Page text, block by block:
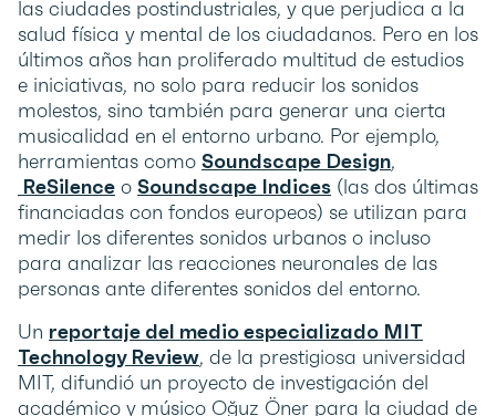
las ciudades postindustriales, y que perjudica a la
salud física y mental de los ciudadanos. Pero en los
últimos años han proliferado multitud de estudios
e iniciativas, no solo para reducir los sonidos
molestos, sino también para generar una cierta
musicalidad en el entorno urbano. Por ejemplo,
herramientas como Soundscape Design,
ReSilence o Soundscape Indices (las dos últimas
financiadas con fondos europeos) se utilizan para
medir los diferentes sonidos urbanos o incluso
para analizar las reacciones neuronales de las
personas ante diferentes sonidos del entorno.
Un reportaje del medio especializado MIT
Technology Review, de la prestigiosa universidad
MIT, difundió un proyecto de investigación del
académico y músico Oğuz Öner para la ciudad de